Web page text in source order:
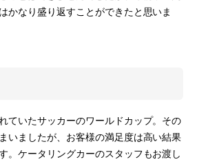
かなり盛り返すことができたと思いま
ていたサッカーのワールドカップ。その
いましたが、お客様の満足度は高い結果
。ケータリングカーのスタッフもお渡し